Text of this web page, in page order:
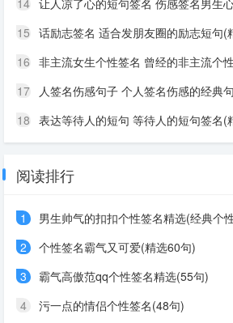
14 让人凉了心的短句签名 伤感签名男生
15 话励志签名 适合发朋友圈的励志短句(
16 非主流女生个性签名 曾经的非主流个
17
人签名伤感句子 个人签名伤感的经典
18 表达等待人的短句 等待人的短句签名(
阅读排行
1
男生帅气的扣扣个性签名精选(经典个
2
个性签名霸气又可爱(精选60句)
3
霸气高傲范qq个性签名精选(55句)
4
污一点的情侣个性签名(48句)